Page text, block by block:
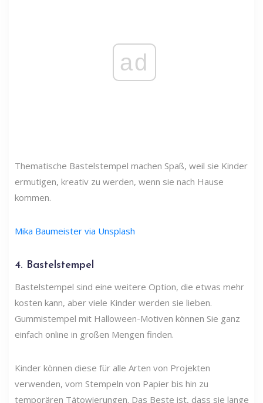
ad
Thematische Bastelstempel machen Spaß, weil sie Kinder
ermutigen, kreativ zu werden, wenn sie nach Hause
kommen.
Mika Baumeister via Unsplash
4. Bastelstempel
Bastelstempel sind eine weitere Option, die etwas mehr
kosten kann, aber viele Kinder werden sie lieben.
Gummistempel mit Halloween-Motiven können Sie ganz
einfach online in großen Mengen finden.
Kinder können diese für alle Arten von Projekten
verwenden, vom Stempeln von Papier bis hin zu
temporären Tätowierungen. Das Beste ist, dass sie lange